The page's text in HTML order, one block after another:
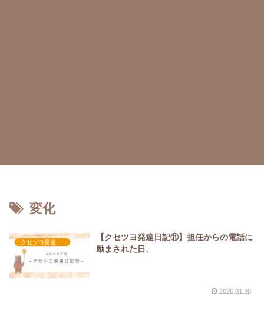
変化
クセツヨ発達日記
【クセツヨ発達日記⑪】担任からの電話に
励まされた日。
2026.01.20